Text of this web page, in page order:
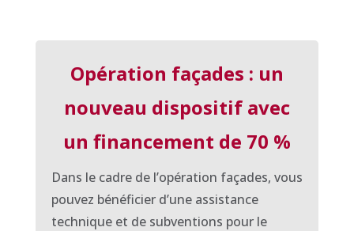
Opération façades : un
nouveau dispositif avec
un financement de 70 %
Dans le cadre de l’opération façades, vous
pouvez bénéficier d’une assistance
technique et de subventions pour le